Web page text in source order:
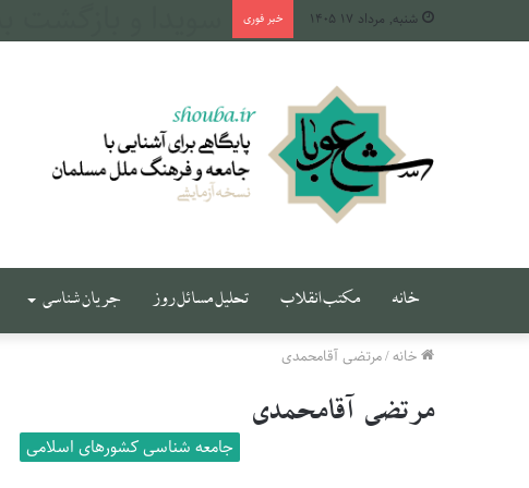
شنبه, مرداد ۱۷ ۱۴۰۵ خبر فوری
خانه مکتب انقلاب تحلیل مسائل روز جریان شناسی
خانه/مرتضی آقامحمدی
مرتضی آقامحمدی
جامعه شناسی کشورهای اسلامی